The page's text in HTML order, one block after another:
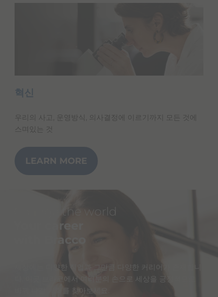
혁신
우리의 사고, 운영방식, 의사결정에 이르기까지 모든 것에
스며있는 것
LEARN MORE
Change the world
세상에는 다양한 직업과 그만큼 다양한 커리어가 존재합니
다. 이곳 브라코에서 여러분의 손으로 세상을 긍정적으로
바꿔 나갈 기회를 찾아보세요.